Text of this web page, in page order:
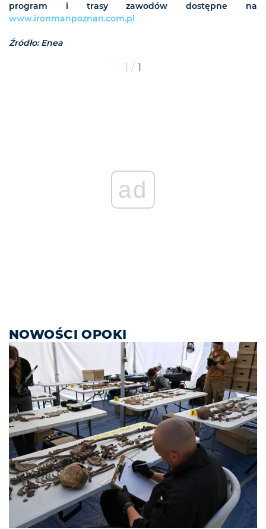
program i trasy zawodów dostępne na
www.ironmanpoznan.com.pl
Źródło: Enea
1 / 1
ad
NOWOŚCI OPOKI